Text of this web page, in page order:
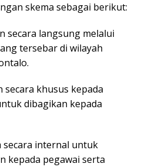
skema sebagai berikut:
secara langsung melalui
tersebar di wilayah
secara khusus kepada
dibagikan kepada
secara internal untuk
kepada pegawai serta